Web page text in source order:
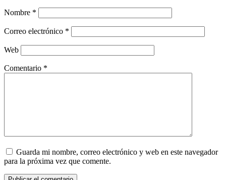
Nombre *
Correo electrónico *
Web
Comentario *
Guarda mi nombre, correo electrónico y web en este navegador
para la próxima vez que comente.